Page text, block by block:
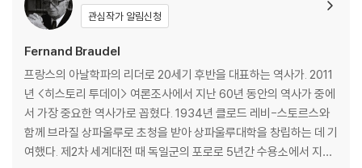
본으로 출간되었다. 프랑스에서 1967년에 제1권이 출간된 이후 1979년
세계』와 함께 손꼽히는 브로델의 대표작으로, 아날 학파의 역사적 관점을
완성했다는 평가를 받았다. 또한 자본주의 세계의 구조와 그 기원, 그리고
발전과정을 밝힌 현대의 고전이자 필독서로 자리매김하여 역사학자들뿐
아니라 경제학자와 일반 대중들에게도 널리 읽히며 큰 사랑을 받아왔다.
제2판은 1995-1997년 초판의 번역을 맡은 서울대학교 역사학부 주경철
교수가 아르망 콜랭 출판사의 2022년도 개정판을 기준으로 책 전문을 꼼
관심작가 알림신청
Fernand Braudel
프랑스의 아날학파의 리더로 20세기 후반을 대표하는 역사가. 2011
년 <히스토리 투데이> 여론조사에서 지난 60년 동안의 역사가 중에
서 가장 중요한 역사가로 꼽혔다. 1934년 클로드 레비-스토르스와
함께 브라질 상파울루로 초청을 받아 상파울루대학을 창립하는 데 기
여했다. 제2차 세계대전 때 독일군의 포로로 5년간 수용소에서 지내